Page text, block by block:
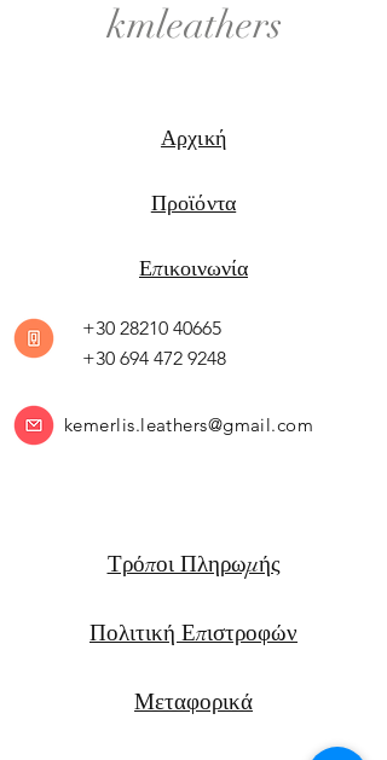
kmleathers
Αρχική
Προϊόντα
Επικοινωνία
+30 28210 40665
+30 694 472 9248
kemerlis.leathers@gmail.com
Τρόποι Πληρωμής
Πολιτική Επιστροφών
Μεταφορικά